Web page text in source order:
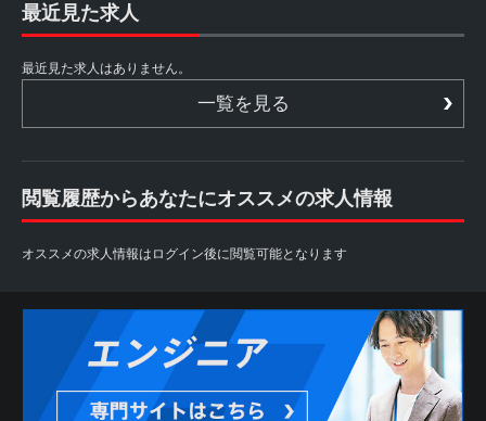
最近見た求人
最近見た求人はありません。
一覧を見る
閲覧履歴からあなたにオススメの求人情報
オススメの求人情報はログイン後に閲覧可能となります